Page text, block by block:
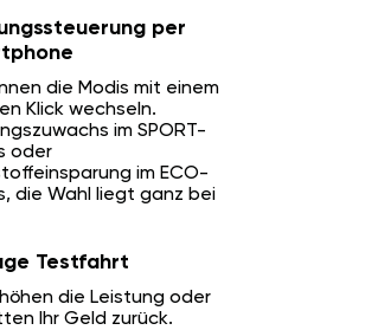
per
die Modis mit einem
Klick wechseln.
im SPORT-
oder
im ECO-
die Wahl liegt ganz bei
Testfahrt
die Leistung oder
Ihr Geld zurück.